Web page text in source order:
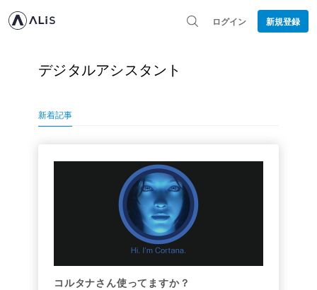
ログイン 新規登録
デジタルアシスタント
新着記事
コルタナさん使ってますか？